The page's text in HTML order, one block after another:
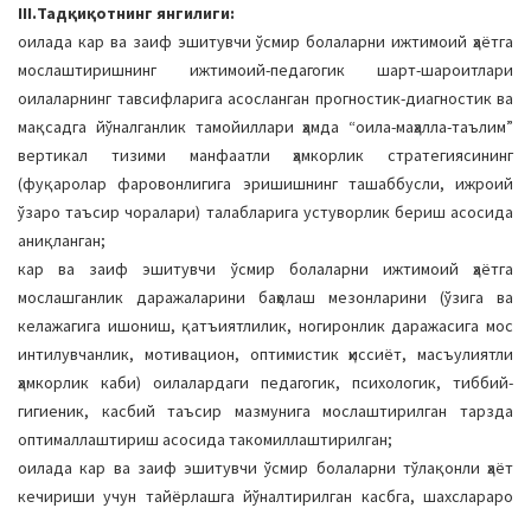
III.Тадқиқотнинг янгилиги:
оилада кар ва заиф эшитувчи ўсмир болаларни ижтимоий ҳаётга
мослаштиришнинг ижтимоий-педагогик шарт-шароитлари
оилаларнинг тавсифларига асосланган прогностик-диагностик ва
мақсадга йўналганлик тамойиллари ҳамда “оила-маҳалла-таълим”
вертикал тизими манфаатли ҳамкорлик стратегиясининг
(фуқаролар фаровонлигига эришишнинг ташаббусли, ижроий
ўзаро таъсир чоралари) талабларига устуворлик бериш асосида
аниқланган;
кар ва заиф эшитувчи ўсмир болаларни ижтимоий ҳаётга
мослашганлик даражаларини баҳолаш мезонларини (ўзига ва
келажагига ишониш, қатъиятлилик, ногиронлик даражасига мос
интилувчанлик, мотивацион, оптимистик ҳиссиёт, масъулиятли
ҳамкорлик каби) оилалардаги педагогик, психологик, тиббий-
гигиеник, касбий таъсир мазмунига мослаштирилган тарзда
оптималлаштириш асосида такомиллаштирилган;
оилада кар ва заиф эшитувчи ўсмир болаларни тўлақонли ҳаёт
кечириши учун тайёрлашга йўналтирилган касбга, шахслараро